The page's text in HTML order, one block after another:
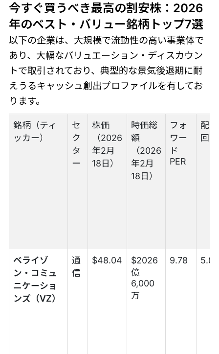
今すぐ買うべき最高の割安株：2026
年のベスト・バリュー銘柄トップ7選
以下の企業は、大規模で流動性の高い事業体で
あり、大幅なバリュエーション・ディスカウン
トで取引されており、典型的な景気後退期に耐
えうるキャッシュ創出プロファイルを有してお
ります。
銘柄（ティ
ッカー）
セ
ク
タ
ー
株価
（2026
年2月
18日）
時価総
額
（2026
年2月
18日）
フォ
ワー
ド
PER
配
回り
ベライゾ
ン・コミュ
ニケーショ
ンズ（VZ）
通
信
$48.04
$2026
億
6,000
万
9.78